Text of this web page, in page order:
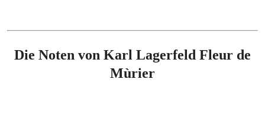
Die Noten von Karl Lagerfeld Fleur de
Mùrier